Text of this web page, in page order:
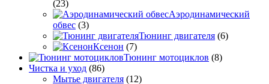
(23)
Аэродинамический
обвес (3)
Тюнинг двигателя (6)
Ксенон (7)
Тюнинг мотоциклов (8)
Чистка и уход (86)
Мытье двигателя (12)